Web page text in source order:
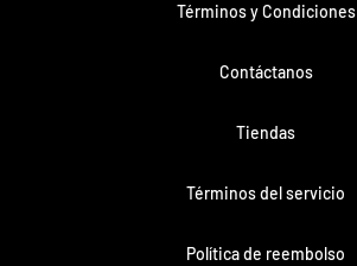
Términos y Condiciones
Contáctanos
Tiendas
Términos del servicio
Política de reembolso